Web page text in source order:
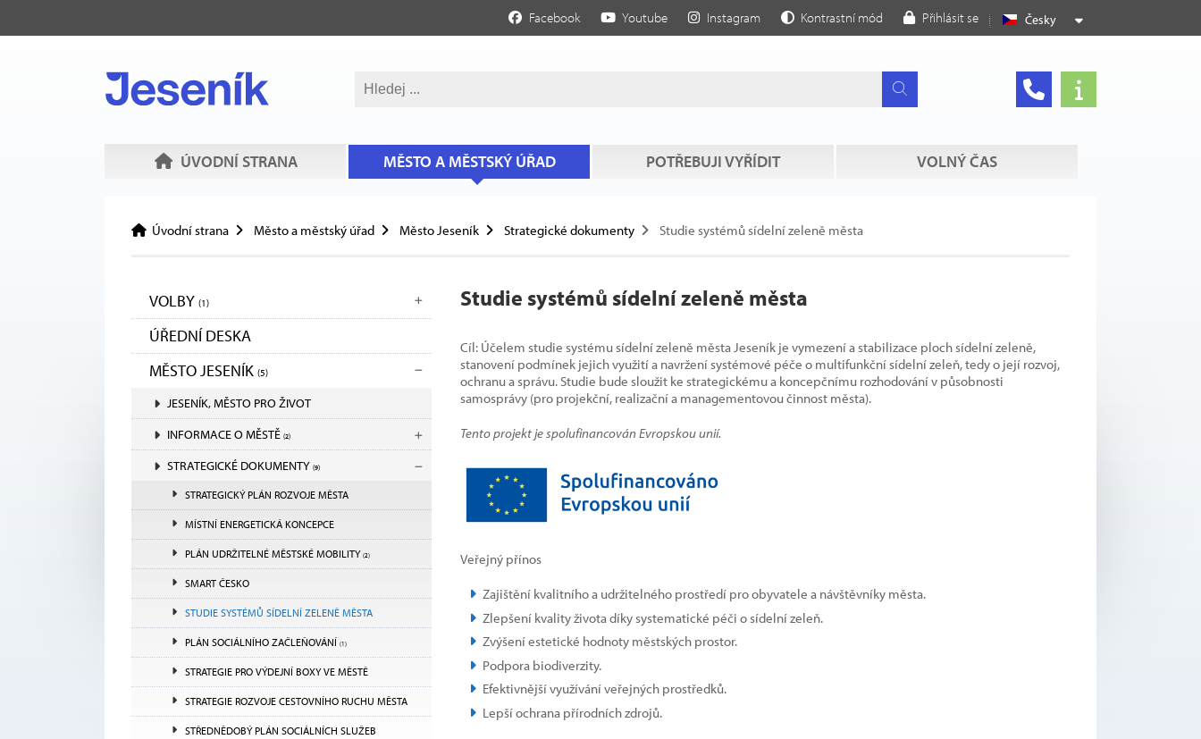
Česky
Facebook Youtube Instagram Kontrastní mód Přihlásit se
ÚVODNÍ STRANA MĚSTO A MĚSTSKÝ ÚŘAD POTŘEBUJI VYŘÍDIT VOLNÝ ČAS
Úvodní strana Město a městský úřad Město Jeseník Strategické dokumenty Studie systémů sídelní zeleně města
VOLBY (1)
ÚŘEDNÍ DESKA
MĚSTO JESENÍK (5)
JESENÍK, MĚSTO PRO ŽIVOT
INFORMACE O MĚSTĚ (2)
STRATEGICKÉ DOKUMENTY (9)
STRATEGICKÝ PLÁN ROZVOJE MĚSTA
MÍSTNÍ ENERGETICKÁ KONCEPCE
PLÁN UDRŽITELNÉ MĚSTSKÉ MOBILITY (2)
SMART ČESKO
STUDIE SYSTÉMŮ SÍDELNÍ ZELENĚ MĚSTA
PLÁN SOCIÁLNÍHO ZAČLEŇOVÁNÍ (1)
STRATEGIE PRO VÝDEJNÍ BOXY VE MĚSTĚ
STRATEGIE ROZVOJE CESTOVNÍHO RUCHU MĚSTA
STŘEDNĚDOBÝ PLÁN SOCIÁLNÍCH SLUŽEB
Studie systémů sídelní zeleně města
Cíl: Účelem studie systému sídelní zeleně města Jeseník je vymezení a stabilizace ploch sídelní zeleně,
stanovení podmínek jejich využití a navržení systémové péče o multifunkční sídelní zeleň, tedy o její rozvoj,
ochranu a správu. Studie bude sloužit ke strategickému a koncepčnímu rozhodování v působnosti
samosprávy (pro projekční, realizační a managementovou činnost města).
Tento projekt je spolufinancován Evropskou unií.
Veřejný přínos
Zajištění kvalitního a udržitelného prostředí pro obyvatele a návštěvníky města.
Zlepšení kvality života díky systematické péči o sídelní zeleň.
Zvýšení estetické hodnoty městských prostor.
Podpora biodiverzity.
Efektivnější využívání veřejných prostředků.
Lepší ochrana přírodních zdrojů.